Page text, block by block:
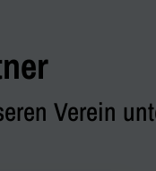
Verein